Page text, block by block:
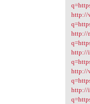
http://
http://
http://
http://
http://